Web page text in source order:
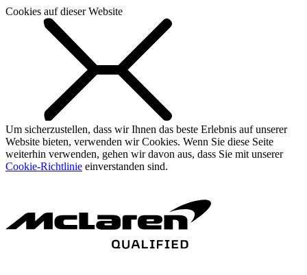
Cookies auf dieser Website
Um sicherzustellen, dass wir Ihnen das beste Erlebnis auf unserer
Website bieten, verwenden wir Cookies. Wenn Sie diese Seite
weiterhin verwenden, gehen wir davon aus, dass Sie mit unserer
Cookie-Richtlinie einverstanden sind.